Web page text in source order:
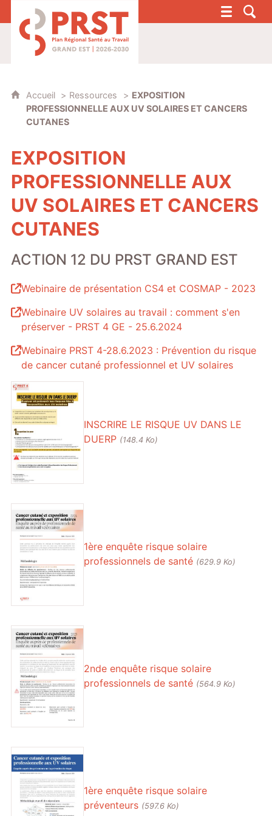
PRST 4 - Plan Régional Santé au Travail
Accueil Ressources
EXPOSITION
PROFESSIONNELLE AUX UV SOLAIRES ET CANCERS
CUTANES
EXPOSITION
PROFESSIONNELLE AUX
UV SOLAIRES ET CANCERS
CUTANES
ACTION 12 DU PRST GRAND EST
Webinaire de présentation CS4 et COSMAP - 2023
Webinaire UV solaires au travail : comment s'en
préserver - PRST 4 GE - 25.6.2024
Webinaire PRST 4-28.6.2023 : Prévention du risque
de cancer cutané professionnel et UV solaires
INSCRIRE LE RISQUE UV DANS LE
DUERP (148.4 Ko)
1ère enquête risque solaire
professionnels de santé (629.9 Ko)
2nde enquête risque solaire
professionnels de santé (564.9 Ko)
1ère enquête risque solaire
préventeurs (597.6 Ko)